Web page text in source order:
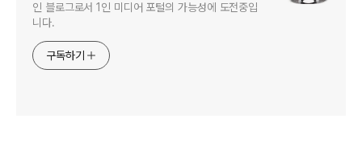
인 블로그로서 1인 미디어 포털의 가능성에 도전중입
니다.
구독하기